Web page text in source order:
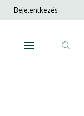
Anonim
menüje
Bejelentkezés